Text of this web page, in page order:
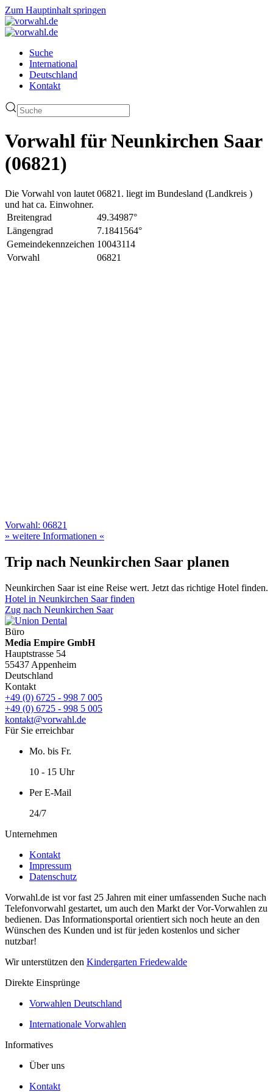
Zum Hauptinhalt springen
Suche
International
Deutschland
Kontakt
Vorwahl für Neunkirchen Saar
(06821)
Die Vorwahl von lautet 06821. liegt im Bundesland (Landkreis )
und hat ca. Einwohner.
Breitengrad
49.34987°
Längengrad
7.1841564°
Gemeindekennzeichen 10043114
Vorwahl
06821
Vorwahl: 06821
» weitere Informationen «
Trip nach Neunkirchen Saar planen
Neunkirchen Saar ist eine Reise wert. Jetzt das richtige Hotel finden.
Hotel in Neunkirchen Saar finden
Zug nach Neunkirchen Saar
Büro
Media Empire GmbH
Hauptstrasse 54
55437 Appenheim
Deutschland
Kontakt
+49 (0) 6725 - 998 7 005
+49 (0) 6725 - 998 5 005
kontakt@vorwahl.de
Für Sie erreichbar
Mo. bis Fr.
10 - 15 Uhr
Per E-Mail
24/7
Unternehmen
Kontakt
Impressum
Datenschutz
Vorwahl.de ist vor fast 25 Jahren mit einer umfassenden Suche nach
Telefonvorwahl gestartet, um auch den Markt der Vor-Vorwahlen zu
bedienen. Das Informationsportal orientiert sich noch heute an den
Wünschen des Kunden und ist für jeden kostenlos und sicher
nutzbar!
Wir unterstützen den Kindergarten Friedewalde
Direkte Einsprünge
Vorwahlen Deutschland
Internationale Vorwahlen
Informatives
Über uns
Kontakt